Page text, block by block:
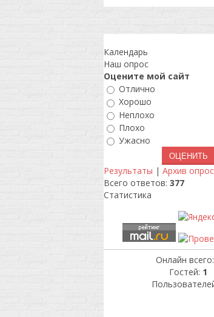
Календарь
Наш опрос
Оцените мой сайт
Отлично
Хорошо
Неплохо
Плохо
Ужасно
Результаты | Архив
Всего ответов: 377
Статистика
Онлайн всего:
Гостей: 1